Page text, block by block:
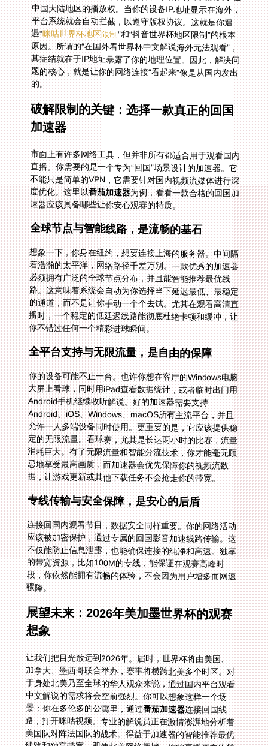
遇“咪咕世界杯地区限制”和“抖音世界杯地区限制”的根本
原因。所谓的“在国外看世界杯中文解说海外无法观看”，
其症结就在于IP地址暴露了你的地理位置。因此，解决问
题的核心，就是让你的网络连接“看起来”像是从国内发出
的。
破解限制的关键：选择一款真正的回国
加速器
市面上有许多网络工具，但并非所有都适合用于观看国内
直播。你需要的是一个专为“回国”场景设计的加速器。它
不能只是简单的VPN，它需要针对国内视频流媒体进行深
度优化。这里以番茄加速器为例，看看一款合格的回国加
速器应该具备哪些让你安心观赛的特质。
全球节点与智能线路，是流畅的基石
想象一下，你身在纽约，想要连接上海的服务器。中间隔
着浩瀚的太平洋，网络路径千差万别。一款优秀的加速器
必须拥有广泛的全球节点分布，并且能智能推荐最优线
路。这意味着系统会自动为你选择当下延迟最低、最稳定
的通道，而不是让你手动一个个去试。尤其在观看高清直
播时，一个稳定的低延迟线路能彻底杜绝卡顿和缓冲，让
你不错过任何一个精彩进球瞬间。
全平台支持与无限流量，是自由的保障
你的设备可能不止一台。也许你想在客厅的Windows电脑
大屏上看球，同时用iPad查看数据统计，或者临时出门用
Android手机继续收听解说。好的加速器需要支持
Android、iOS、Windows、macOS所有主流平台，并且
允许一人多端设备同时使用。更重要的是，它应该提供稳
定的无限流量。看球赛，尤其是长达两小时的比赛，流量
消耗巨大。有了无限流量和智能分流技术，你才能毫无顾
忌地享受最高画质，而加速器会优先保障你的视频流数
据，让游戏更新或其他下载任务不会抢走你的带宽。
专线传输与安全保障，是安心的后盾
连接回国内观看节目，数据安全同样重要。你的网络活动
应该被加密保护，通过专属的回国影音加速线路传输。这
不仅能防止信息泄露，也能确保连接的纯净和高速。独享
的带宽资源，比如100M的专线，能保证在观赛高峰时
段，你依然能拥有流畅的体验，不会因为用户增多而网速
骤降。
展望未来：2026年美加墨世界杯的观赛
想象
让我们把目光放远到2026年。届时，世界杯将由美国、
加拿大、墨西哥联合举办，赛事将横跨北美多个时区。对
于身处北美乃至全球的华人观众来说，通过国内平台观看
中文解说的需求将会空前强烈。你可以想象这样一个场
景：你在多伦多的公寓里，通过番茄加速器连接回国线
路，打开咪咕视频。专业的解说员正在激情澎湃地分析着
美国队对阵法国队的战术。得益于加速器的智能推荐最优
线路和独享带宽，即使北美网络拥堵，你的直播画面依然
清晰流畅，毫无延迟。你可以毫无障碍地在弹幕里与国内
亲友交流，仿佛大家就在同一个时空，共同为进球欢呼。
这就是技术打破地域限制，为你连接的那份珍贵的归属